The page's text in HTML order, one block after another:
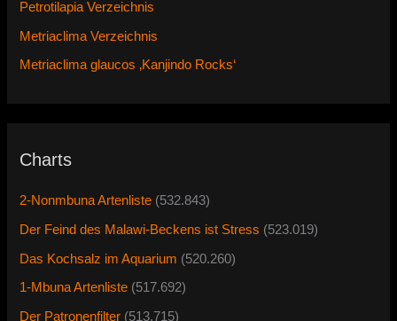
Petrotilapia Verzeichnis
Metriaclima Verzeichnis
Metriaclima glaucos ‚Kanjindo Rocks‘
Charts
2-Nonmbuna Artenliste (532.843)
Der Feind des Malawi-Beckens ist Stress (523.019)
Das Kochsalz im Aquarium (520.260)
1-Mbuna Artenliste (517.692)
Der Patronenfilter (513.715)